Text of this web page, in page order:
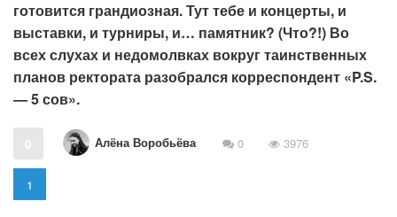
готовится грандиозная. Тут тебе и концерты, и
выставки, и турниры, и… памятник? (Что?!) Во
всех слухах и недомолвках вокруг таинственных
планов ректората разобрался корреспондент «P.S.
— 5 сов».
0 Алёна Воробьёва 0 3976
1